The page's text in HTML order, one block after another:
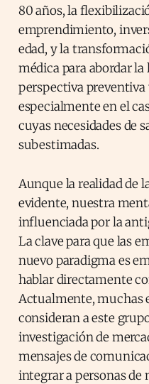
80 años, la
emprendimiento,
edad, y la
médica para abordar
perspectiva preventiva
especialmente en el
cuyas necesidades de
subestimadas.
Aunque la realidad de
evidente, nuestra
influenciada por la
La clave para que las
nuevo paradigma es
hablar directamente
Actualmente, muchas
consideran a este
investigación de
mensajes de
integrar a personas de